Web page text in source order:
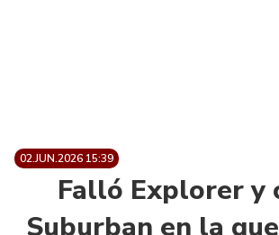
02.JUN.2026 15:39
Falló Explorer y
Suburban en la